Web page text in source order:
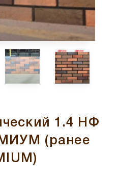
1.4 НФ
(ранее